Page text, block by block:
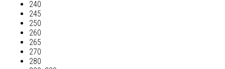
240
245
250
260
265
270
280